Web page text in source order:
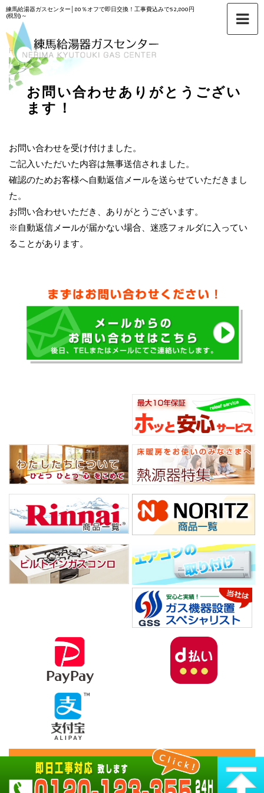
練馬給湯器ガスセンター│80％オフで即日交換！工事費込みで52,800円
(税別)～
HOME>
お問い合わせありがとうござい
ます！
お問い合わせを受け付けました。
ご記入いただいた内容は無事送信されました。
確認のためお客様へ自動返信メールを送らせていただきまし
た。
お問い合わせいただき、ありがとうございます。
※自動返信メールが届かない場合、迷惑フォルダに入ってい
ることがあります。
Copyright© 練馬給湯器ガスセンター , 2026 All Rights
Reserved.
powerd by micata